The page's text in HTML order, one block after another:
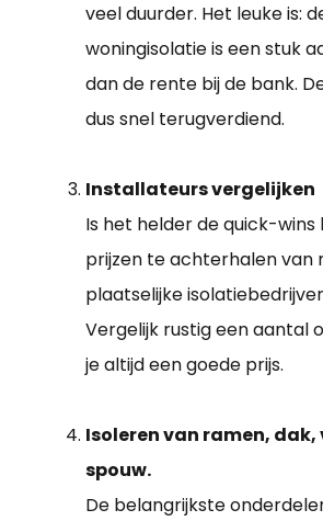
veel duurder. Het leuke is:
woningisolatie is een stuk
dan de rente bij de bank.
dus snel terugverdiend.
Installateurs vergelijken
Is het helder de quick-wins
prijzen te achterhalen van
plaatselijke
Vergelijk rustig een aantal
je altijd een goede prijs.
Isoleren van ramen, dak,
spouw.
De belangrijkste